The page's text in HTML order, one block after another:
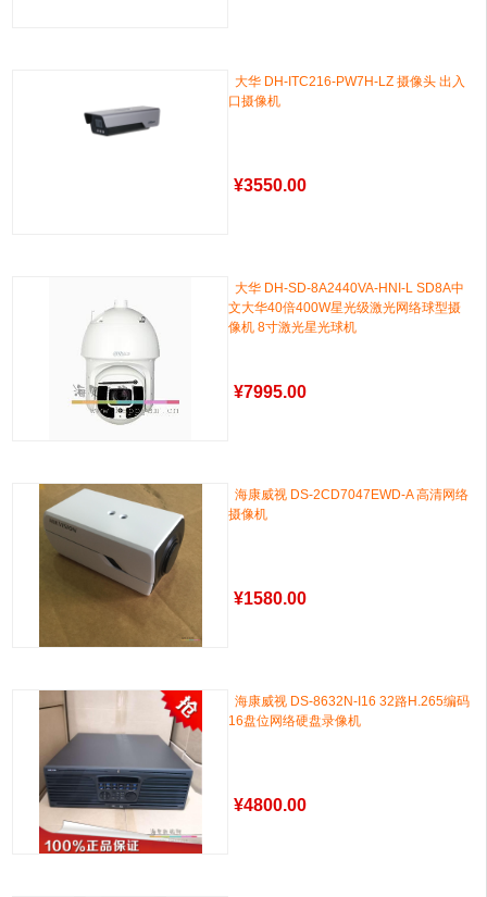
大华 DH-ITC216-PW7H-LZ 摄像头 出入
口摄像机
¥3550.00
大华 DH-SD-8A2440VA-HNI-L SD8A中
文大华40倍400W星光级激光网络球型摄
像机 8寸激光星光球机
¥7995.00
海康威视 DS-2CD7047EWD-A 高清网络
摄像机
¥1580.00
海康威视 DS-8632N-I16 32路H.265编码
16盘位网络硬盘录像机
¥4800.00